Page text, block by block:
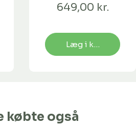
649,00 kr.
Læg i kurv
købte også